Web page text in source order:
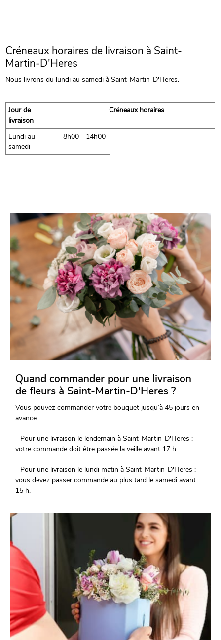
Créneaux horaires de livraison à Saint-
Martin-D'Heres
Nous livrons du lundi au samedi à Saint-Martin-D'Heres.
Jour de
livraison
Créneaux horaires
Lundi au
samedi
8h00 - 14h00
Quand commander pour une livraison
de fleurs à Saint-Martin-D'Heres ?
Vous pouvez commander votre bouquet jusqu’à 45 jours en
avance.
- Pour une livraison le lendemain à Saint-Martin-D'Heres :
votre commande doit être passée la veille avant 17 h.
- Pour une livraison le lundi matin à Saint-Martin-D'Heres :
vous devez passer commande au plus tard le samedi avant
15 h.